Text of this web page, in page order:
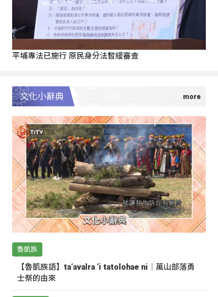
平埔專法已施行 原民身分法暫緩審查
文化小辭典
魯凱族
【魯凱族語】ta‘avalra ‘i tatolohae ni｜萬山部落勇
士祭的由來